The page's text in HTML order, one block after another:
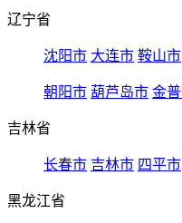
辽宁省
沈阳市 大连市 鞍山市
朝阳市 葫芦岛市 金
吉林省
长春市 吉林市 四平市
黑龙江省